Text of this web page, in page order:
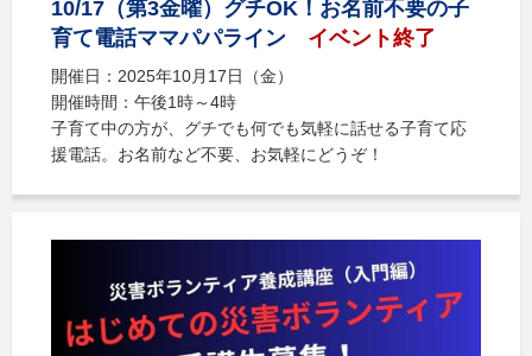
10/17（第3金曜）グチOK！お名前不要の子
育て電話ママパパライン
イベント終了
開催日：2025年10月17日（金）
開催時間：午後1時～4時
子育て中の方が、グチでも何でも気軽に話せる子育て応
援電話。お名前など不要、お気軽にどうぞ！